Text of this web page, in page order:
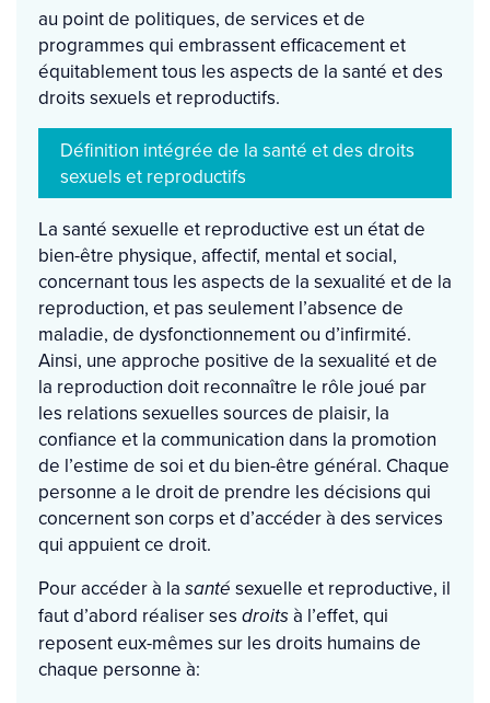
au point de politiques, de services et de
programmes qui embrassent efficacement et
équitablement tous les aspects de la santé et des
droits sexuels et reproductifs.
Définition intégrée de la santé et des droits
sexuels et reproductifs
La santé sexuelle et reproductive est un état de
bien-être physique, affectif, mental et social,
concernant tous les aspects de la sexualité et de la
reproduction, et pas seulement l’absence de
maladie, de dysfonctionnement ou d’infirmité.
Ainsi, une approche positive de la sexualité et de
la reproduction doit reconnaître le rôle joué par
les relations sexuelles sources de plaisir, la
confiance et la communication dans la promotion
de l’estime de soi et du bien-être général. Chaque
personne a le droit de prendre les décisions qui
concernent son corps et d’accéder à des services
qui appuient ce droit.
Pour accéder à la santé sexuelle et reproductive, il
faut d’abord réaliser ses droits à l’effet, qui
reposent eux-mêmes sur les droits humains de
chaque personne à: